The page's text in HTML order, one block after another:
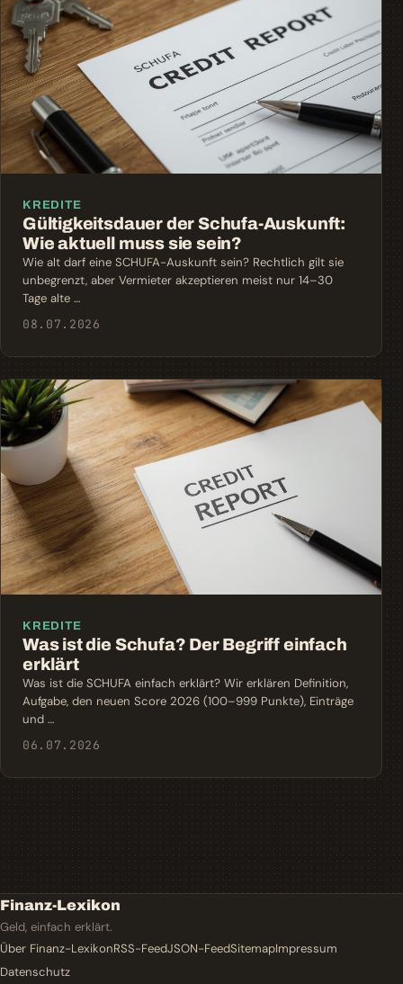
KREDITE
Gültigkeitsdauer der Schufa-Auskunft:
Wie aktuell muss sie sein?
Wie alt darf eine SCHUFA-Auskunft sein? Rechtlich gilt sie
unbegrenzt, aber Vermieter akzeptieren meist nur 14–30
Tage alte …
08.07.2026
KREDITE
Was ist die Schufa? Der Begriff einfach
erklärt
Was ist die SCHUFA einfach erklärt? Wir erklären Definition,
Aufgabe, den neuen Score 2026 (100–999 Punkte), Einträge
und …
06.07.2026
Finanz-Lexikon
Geld, einfach erklärt.
Über Finanz-LexikonRSS-FeedJSON-FeedSitemapImpressum
Datenschutz